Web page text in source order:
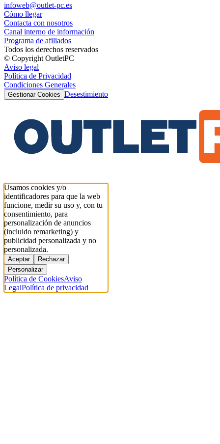
infoweb@outlet-pc.es
Cómo llegar
Contacta con nosotros
Canal interno de información
Programa de afiliados
Todos los derechos reservados
© Copyright OutletPC
Aviso legal
Política de Privacidad
Condiciones Generales
Gestionar Cookies Desestimiento
Usamos cookies y/o
identificadores para que la web
funcione, medir su uso y, con tu
consentimiento, para
personalización de anuncios
(incluido remarketing) y
publicidad personalizada y no
personalizada.
Aceptar
Rechazar
Personalizar
Política de CookiesAviso
LegalPolítica de privacidad